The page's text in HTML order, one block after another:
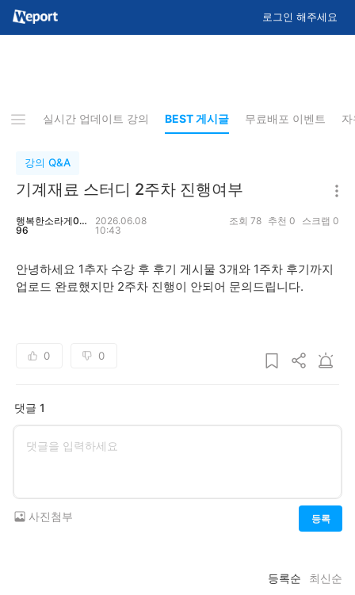
로그인 해주세요
사항 실시간 업데이트 강의 BEST 게시글 무료배포 이벤트
강의 Q&A
기계재료 스터디 2주차 진행여부
행복한소라게04
96
2026.06.08
10:43
조회 78 추천 0 스크랩 0
안녕하세요 1추자 수강 후 후기 게시물 3개와 1주차 후기까지
업로드 완료했지만 2주차 진행이 안되어 문의드립니다.
0 0
댓글 1
등록
사진첨부
등록순 최신순